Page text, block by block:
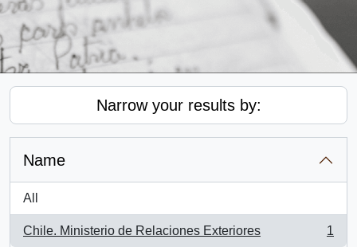
Narrow your results by:
Name
All
Chile. Ministerio de Relaciones Exteriores
, 1 results
1